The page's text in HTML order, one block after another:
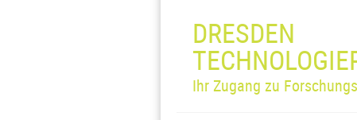
DRESDEN
Ihr Zugang zu